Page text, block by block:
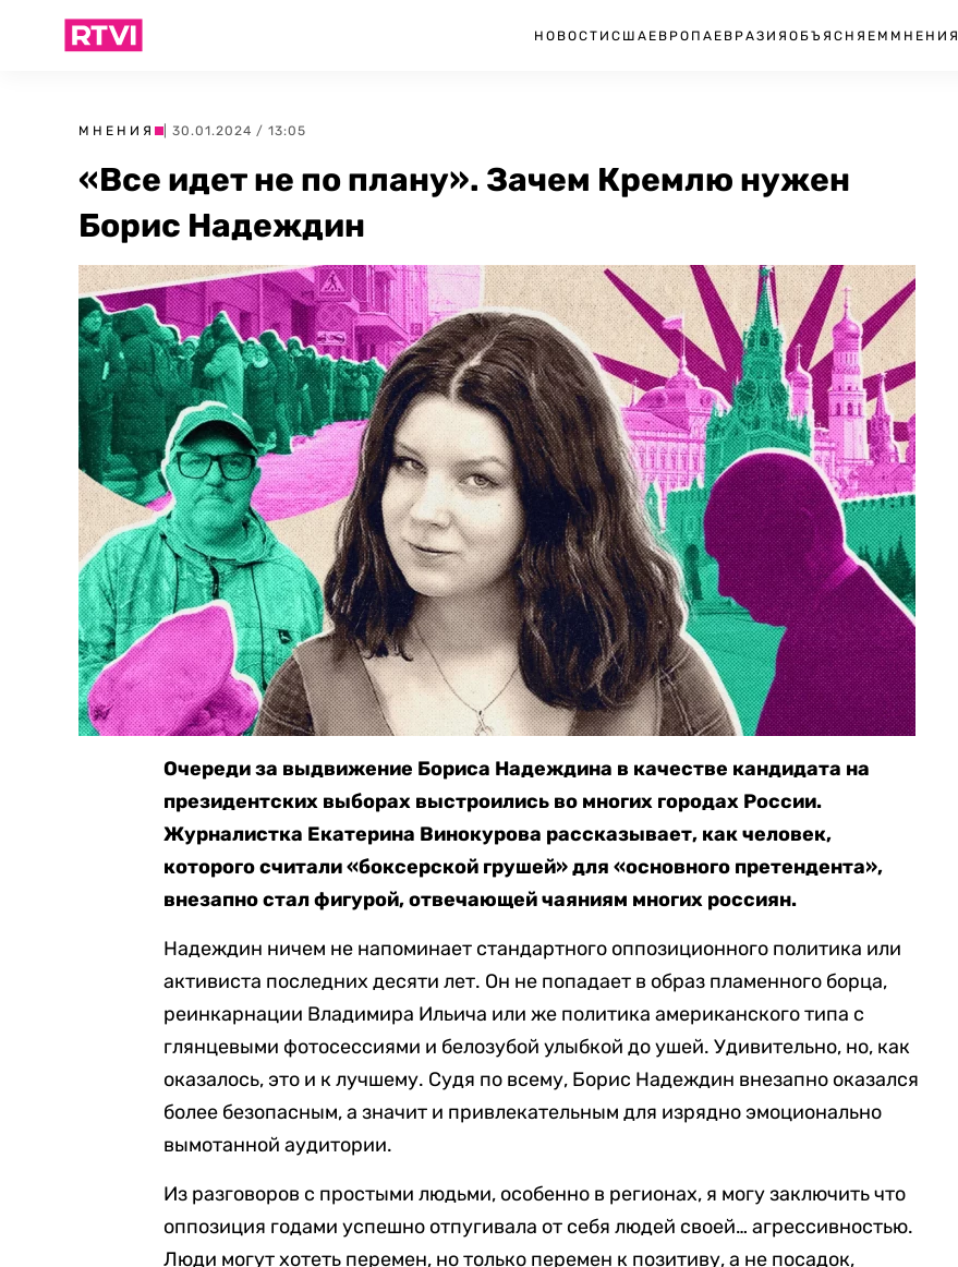
НОВОСТИ США ЕВРОПА ЕВРАЗИЯ ОБЪЯСНЯЕМ МНЕНИЯ
МНЕНИЯ | 30.01.2024 / 13:05
«Все идет не по плану». Зачем Кремлю нужен
Борис Надеждин
Очереди за выдвижение Бориса Надеждина в качестве кандидата на
президентских выборах выстроились во многих городах России.
Журналистка Екатерина Винокурова рассказывает, как человек,
которого считали «боксерской грушей» для «основного претендента»,
внезапно стал фигурой, отвечающей чаяниям многих россиян.
Надеждин ничем не напоминает стандартного оппозиционного политика или
активиста последних десяти лет. Он не попадает в образ пламенного борца,
реинкарнации Владимира Ильича или же политика американского типа с
глянцевыми фотосессиями и белозубой улыбкой до ушей. Удивительно, но, как
оказалось, это и к лучшему. Судя по всему, Борис Надеждин внезапно оказался
более безопасным, а значит и привлекательным для изрядно эмоционально
вымотанной аудитории.
Из разговоров с простыми людьми, особенно в регионах, я могу заключить что
оппозиция годами успешно отпугивала от себя людей своей… агрессивностью.
Люди могут хотеть перемен, но только перемен к позитиву, а не посадок,